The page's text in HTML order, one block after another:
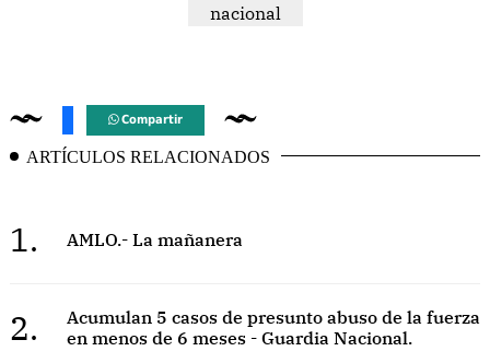
nacional
Compartir
ARTÍCULOS RELACIONADOS
1. AMLO.- La mañanera
2.
Acumulan 5 casos de presunto abuso de la fuerza
en menos de 6 meses - Guardia Nacional.